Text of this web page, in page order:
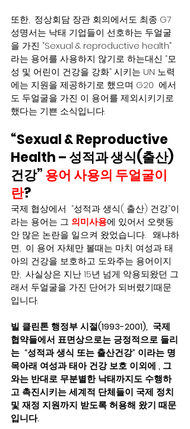
또한,  정상회담 장관 회의에서도 최종 G7
성명서는 낙태 기업들이 선호하는 두얼굴
을 가진 “Sexual & reproductive health”
라는 용어를 사용하지 않기로 하는대신 “모
성 및 어린이 건강을 강화” 시키는 UN 노력
에는 지원을 제공하기로 했으며 G20  에서
도 두얼굴을 가진 이 용어를 제외시키기로
했다는 기쁜 소식입니다.
“Sexual & Reproductive
Health – 성적과 생식(출산)
건강” 용어 사용의 두얼굴이
란?
국제 협상에서  “성적과 생식( 출산) 건강”이
라는 용어는 그 의미사용에 있어서 오랫동
안 많은 논란을 일으켜 왔었습니다.   왜냐하
면,  이 용어 자체만 볼때는 마치 여성과 태
아의 건강을 보호하고 도와주는 용어이지
만,  사실상은 지난 15년 넘게 악용되왔던 그
래서 두얼굴을 가진 단어가 되버렸기때문
입니다.
빌 클린톤 행정부 시절(1993-2001),  국제
협약들에서 표면상으로는 긍정적으로 들리
는  “성적과 생식 또는 출산건강” 이라는 명
목아래 여성과 태아 건강 보호 이외에 , 그
와는 반대로 무분별한 낙태까지도 수행하
고 촉진시키는 세계적 단체들이 국제 정치
및 재정 지원까지 받도록 허용해 왔기 때문
입니다.